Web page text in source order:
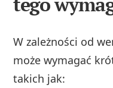
W zależności od
może wymagać
takich jak: